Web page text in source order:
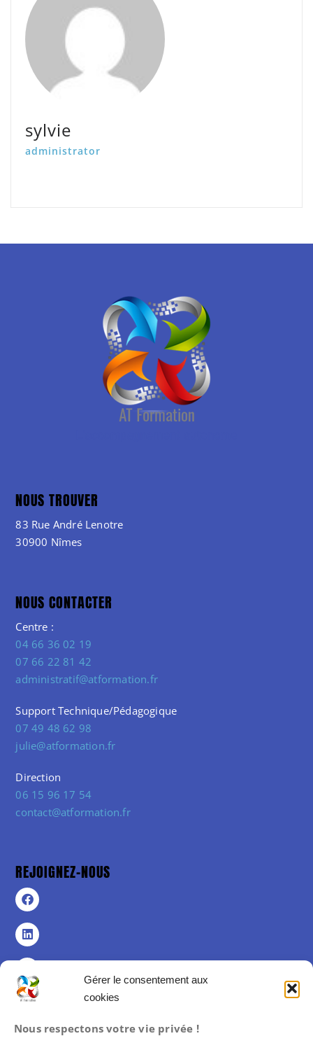
Gérer le consentement aux
cookies
Nous respectons votre vie privée !
sylvie
administrator
NOUS TROUVER
83 Rue André Lenotre
30900 Nîmes
NOUS CONTACTER
Centre :
04 66 36 02 19
07 66 22 81 42
administratif@atformation.fr
Support Technique/Pédagogique
07 49 48 62 98
julie@atformation.fr
Direction
06 15 96 17 54
contact@atformation.fr
REJOIGNEZ-NOUS
Politique de cookies (UE)